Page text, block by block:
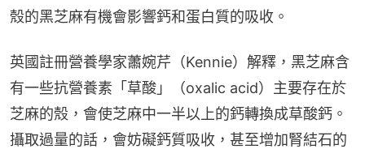
殼的黑芝麻有機會影響鈣和蛋白質的吸收。
英國註冊營養學家蕭婉芹（Kennie）解釋，黑芝麻含
有一些抗營養素「草酸」（oxalic acid）主要存在於
芝麻的殼，會使芝麻中一半以上的鈣轉換成草酸鈣。
攝取過量的話，會妨礙鈣質吸收，甚至增加腎結石的